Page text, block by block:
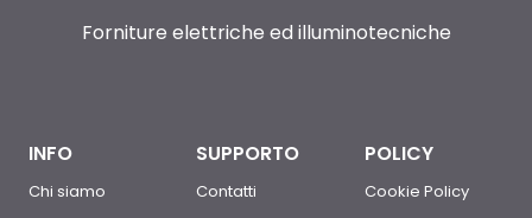
Forniture elettriche ed illuminotecniche
INFO
Chi siamo
SUPPORTO
Contatti
POLICY
Cookie Policy